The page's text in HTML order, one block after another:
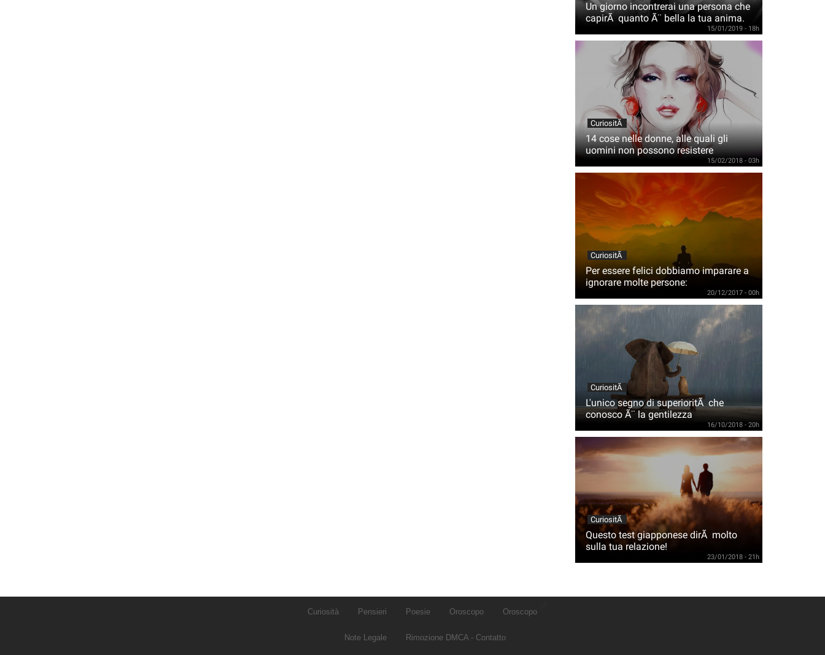
Un giorno incontrerai una persona che
capirÃ quanto Ã¨ bella la tua anima.
15/01/2019 - 18h
CuriositÃ
14 cose nelle donne, alle quali gli
uomini non possono resistere
15/02/2018 - 03h
CuriositÃ
Per essere felici dobbiamo imparare a
ignorare molte persone:
20/12/2017 - 00h
CuriositÃ
L'unico segno di superioritÃ che
conosco Ã¨ la gentilezza
16/10/2018 - 20h
CuriositÃ
Questo test giapponese dirÃ molto
sulla tua relazione!
23/01/2018 - 21h
Curiosità Pensieri Poesie Oroscopo Oroscopo
Note Legale Rimozione DMCA - Contatto